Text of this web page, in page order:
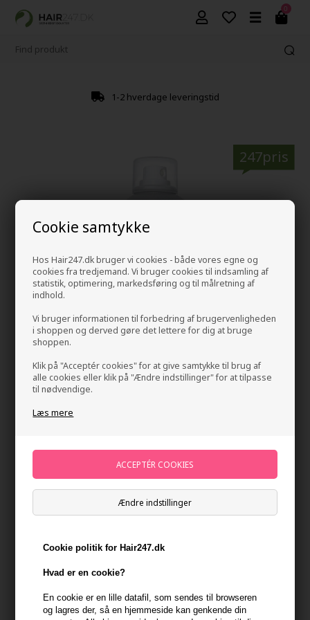
Cookie samtykke
Hos Hair247.dk bruger vi cookies - både vores egne og
cookies fra tredjemand. Vi bruger cookies til indsamling af
statistik, optimering, markedsføring og til målretning af
indhold.
Vi bruger informationen til forbedring af brugervenligheden
i shoppen og derved gøre det lettere for dig at bruge
shoppen.
Klik på "Acceptér cookies" for at give samtykke til brug af
alle cookies eller klik på "Ændre indstillinger" for at tilpasse
til nødvendige.
Læs mere
Ændre indstillinger
Cookie politik for Hair247.dk
Hvad er en cookie?
En cookie er en lille datafil, som sendes til browseren
og lagres der, så en hjemmeside kan genkende din
0
1-2 hverdage leveringstid
247pris
Mærker»Color Wow Brand:Color Wow
218,00
+
Du får 11 DKK til dit næste køb når du køber denne vare -